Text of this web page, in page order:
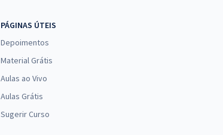
PÁGINAS ÚTEIS
Depoimentos
Material Grátis
Aulas ao Vivo
Aulas Grátis
Sugerir Curso